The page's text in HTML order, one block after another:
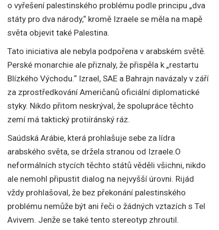
o vyřešení palestinského problému podle principu „dva
státy pro dva národy,“ kromě Izraele se měla na mapě
světa objevit také Palestina.
Tato iniciativa ale nebyla podpořena v arabském světě.
Perské monarchie ale přiznaly, že přispěla k „restartu
Blízkého Východu.“ Izrael, SAE a Bahrajn navázaly v září
za zprostředkování Američanů oficiální diplomatické
styky. Nikdo přitom neskrýval, že spolupráce těchto
zemí má taktický protiíránský ráz.
Saúdská Arábie, která prohlašuje sebe za lídra
arabského světa, se držela stranou od Izraele.O
neformálních stycích těchto států věděli všichni, nikdo
ale nemohl připustit dialog na nejvyšší úrovni. Rijád
vždy prohlašoval, že bez překonání palestinského
problému nemůže být ani řeči o žádných vztazích s Tel
Avivem. Jenže se také tento stereotyp zhroutil.